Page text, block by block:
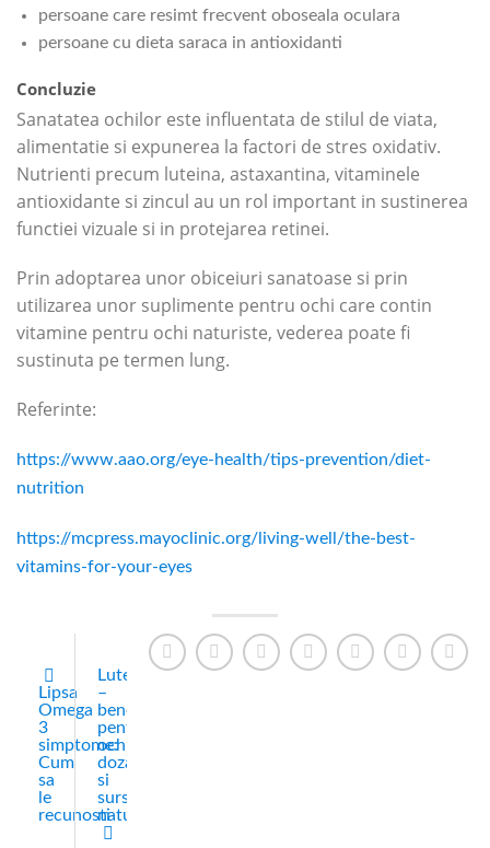
persoane care resimt frecvent oboseala oculara
persoane cu dieta saraca in antioxidanti
Concluzie
Sanatatea ochilor este influentata de stilul de viata,
alimentatie si expunerea la factori de stres oxidativ.
Nutrienti precum luteina, astaxantina, vitaminele
antioxidante si zincul au un rol important in sustinerea
functiei vizuale si in protejarea retinei.
Prin adoptarea unor obiceiuri sanatoase si prin
utilizarea unor suplimente pentru ochi care contin
vitamine pentru ochi naturiste, vederea poate fi
sustinuta pe termen lung.
Referinte:
https://www.aao.org/eye-health/tips-prevention/diet-
nutrition
https://mcpress.mayoclinic.org/living-well/the-best-
vitamins-for-your-eyes
Lipsa
Omega
3
simptome:
Cum
sa
le
recunosti
Luteina
–
beneficii
pentru
ochi,
dozaj
si
surse
naturale